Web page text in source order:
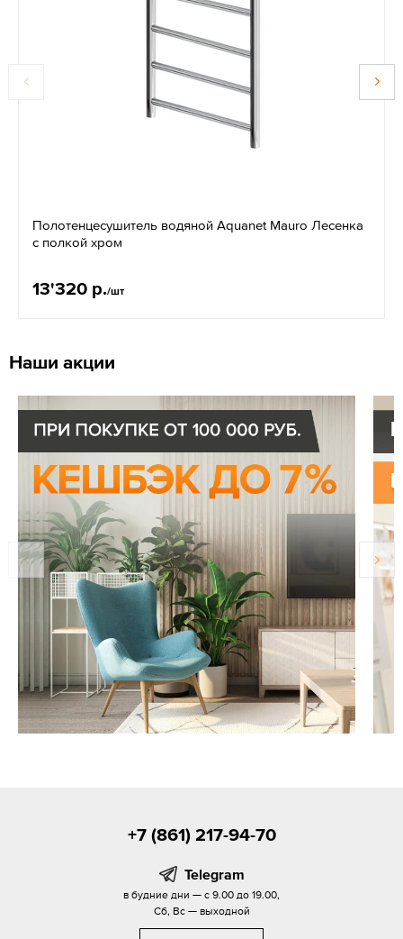
Полотенцесушитель водяной Aquanet Mauro Лесенка
с полкой хром
13'320 р./шт
Наши акции
+7 (861) 217-94-70
Telegram
в будние дни — с 9.00 до 19.00,
Сб, Вс — выходной